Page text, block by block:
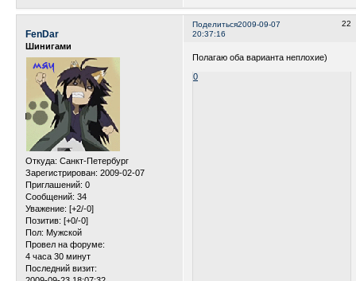
Поделиться 22
2009-09-07
20:37:16
FenDar
Шинигами
Откуда: Санкт-Петербург
Зарегистрирован: 2009-02-07
Приглашений: 0
Сообщений: 34
Уважение: [+2/-0]
Позитив: [+0/-0]
Пол: Мужской
Провел на форуме:
4 часа 30 минут
Последний визит:
Полагаю оба варианта неплохие)
0